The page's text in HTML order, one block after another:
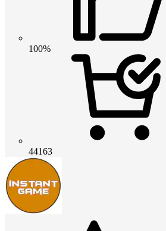
100%
44163